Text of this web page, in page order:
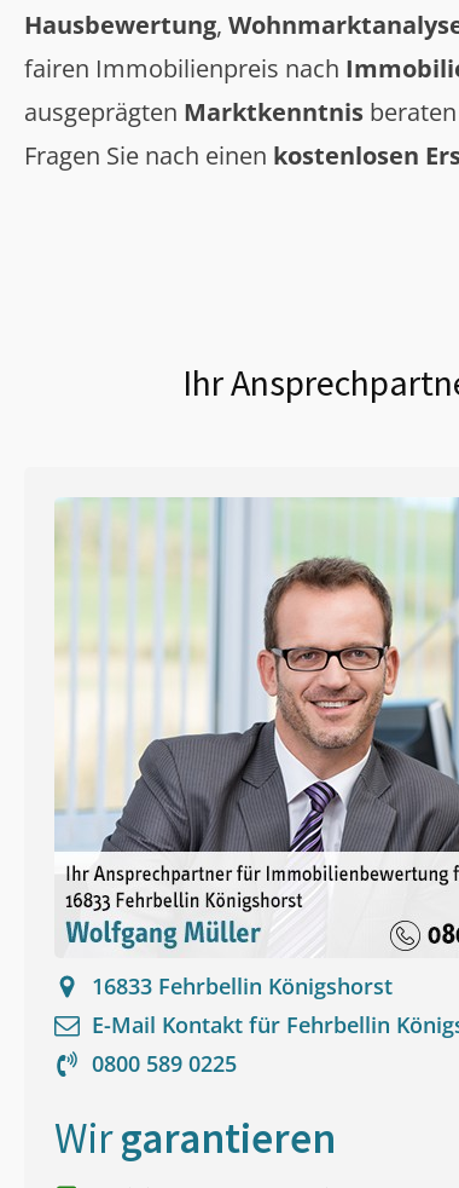
Hausbewertung,
fairen Immobilienpreis nach
ausgeprägten Marktkenntnis
Fragen Sie nach einen kostenlosen
Ihr
16833 Fehrbellin Königshorst
E-Mail Kontakt für Fehrbellin
0800 589 0225
Wirgarantieren